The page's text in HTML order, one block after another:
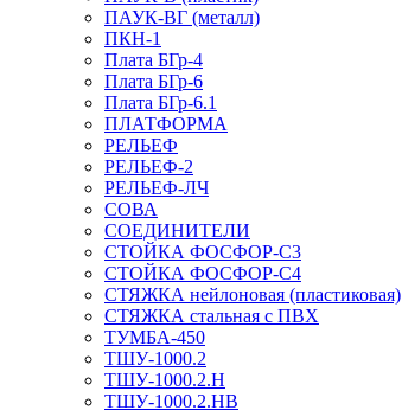
ПАУК-ВГ (металл)
ПКН-1
Плата БГр-4
Плата БГр-6
Плата БГр-6.1
ПЛАТФОРМА
РЕЛЬЕФ
РЕЛЬЕФ-2
РЕЛЬЕФ-ЛЧ
СОВА
СОЕДИНИТЕЛИ
СТОЙКА ФОСФОР-С3
СТОЙКА ФОСФОР-С4
СТЯЖКА нейлоновая (пластиковая)
СТЯЖКА стальная с ПВХ
ТУМБА-450
ТШУ-1000.2
ТШУ-1000.2.Н
ТШУ-1000.2.НВ